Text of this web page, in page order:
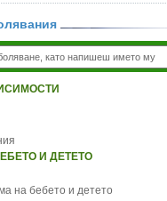
И ДЕТЕТО
на бебето и детето